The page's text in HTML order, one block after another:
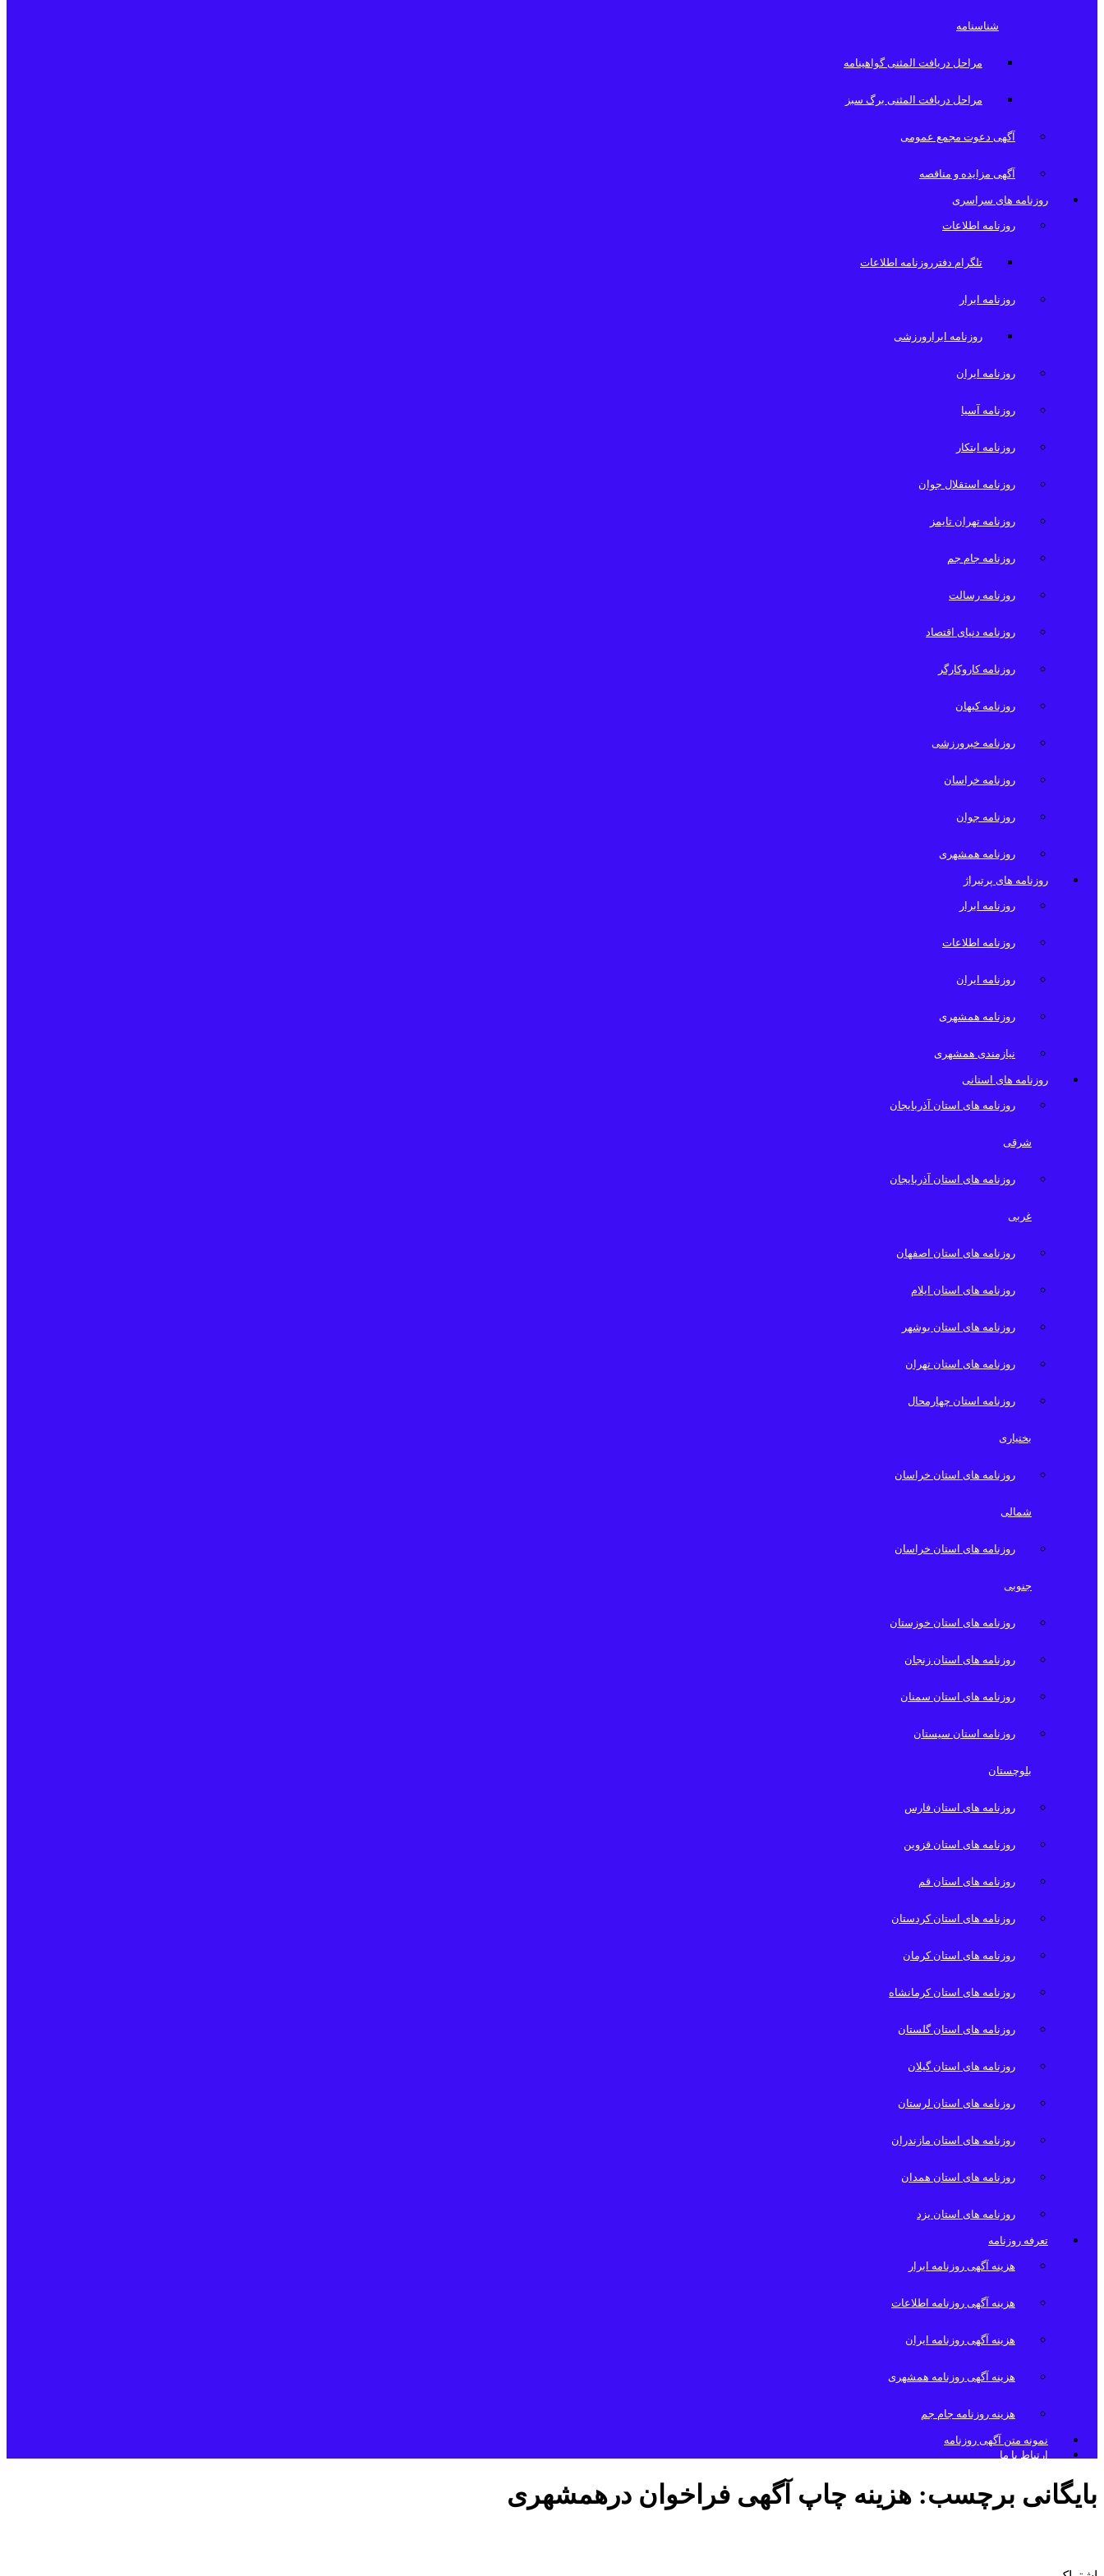
شناسنامه
مراحل دریافت المثنی گواهینامه
مراحل دریافت المثنی برگ سبز
آگهی دعوت مجمع عمومی
آگهی مزایده و مناقصه
روزنامه های سراسری
روزنامه اطلاعات
تلگرام دفترروزنامه اطلاعات
روزنامه ابرار
روزنامه ابرارورزشی
روزنامه ایران
روزنامه آسیا
روزنامه ابتکار
روزنامه استقلال جوان
روزنامه تهران تایمز
روزنامه جام جم
روزنامه رسالت
روزنامه دنیای اقتصاد
روزنامه کاروکارگر
روزنامه کیهان
روزنامه خبرورزشی
روزنامه خراسان
روزنامه جوان
روزنامه همشهری
روزنامه های پرتیراژ
روزنامه ابرار
روزنامه اطلاعات
روزنامه ایران
روزنامه همشهری
نیازمندی همشهری
روزنامه های استانی
روزنامه های استان آذربایجان
شرقی
روزنامه های استان آذربایجان
غربی
روزنامه های استان اصفهان
روزنامه های استان ایلام
روزنامه های استان بوشهر
روزنامه های استان تهران
روزنامه استان چهارمحال
بختیاری
روزنامه های استان خراسان
شمالی
روزنامه های استان خراسان
جنوبی
روزنامه های استان خوزستان
روزنامه های استان زنجان
روزنامه های استان سمنان
روزنامه استان سیستان
بلوچستان
روزنامه های استان فارس
روزنامه های استان قزوین
روزنامه های استان قم
روزنامه های استان کردستان
روزنامه های استان کرمان
روزنامه های استان کرمانشاه
روزنامه های استان گلستان
روزنامه های استان گیلان
روزنامه های استان لرستان
روزنامه های استان مازندران
روزنامه های استان همدان
روزنامه های استان یزد
تعرفه روزنامه
هزینه آگهی روزنامه ابرار
هزینه آگهی روزنامه اطلاعات
هزینه آگهی روزنامه ایران
هزینه آگهی روزنامه همشهری
هزینه روزنامه جام جم
نمونه متن آگهی روزنامه
ارتباط با ما
بایگانی برچسب: هزینه چاپ آگهی فراخوان درهمشهری